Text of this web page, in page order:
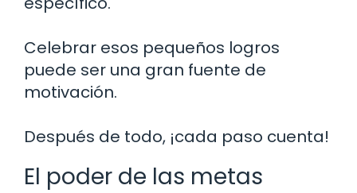
Celebrar esos pequeños logros
puede ser una gran fuente de
motivación.
Después de todo, ¡cada paso cuenta!
El poder de las metas